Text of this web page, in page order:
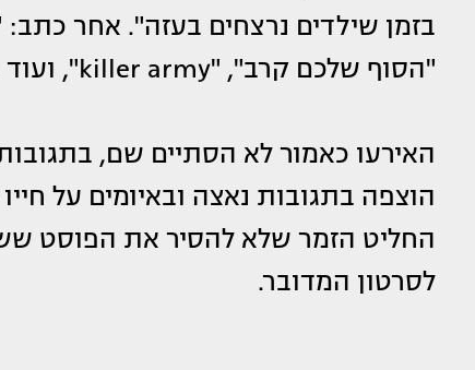
בזמן שילדים נרצחים בעזה". אחר
"הסוף שלכם קרב", "killer army", ועוד תגובות רבות אחרות.
האירעו כאמור לא הסתיים שם,
הוצפה בתגובות נאצה ובאיומים על
החליט הזמר שלא להסיר את הפוסט
לסרטון המדובר.